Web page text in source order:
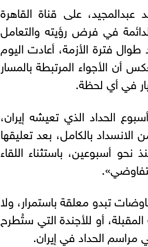
على قناة القاهرة
في فرض رؤيته والتعامل
فترة الأزمة، أعادت اليوم
أن الأجواء المرتبطة بالمسار
في أي لحظة.
الحداد الذي تعيشه إيران،
بالكامل، بعد تعليقها
أسبوعين، باستثناء اللقاء
تبدو معلقة باستمرار، ولا
أو للأجندة التي ستُطرح
الحداد في إيران.